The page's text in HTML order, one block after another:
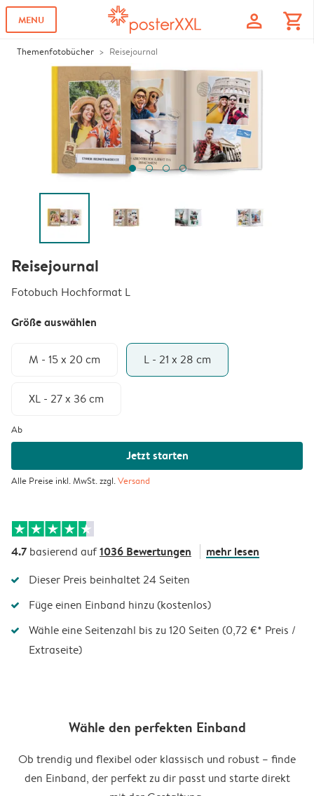
MENU profile shopping_cart
Themenfotobücher Reisejournal
Reisejournal
Fotobuch Hochformat L
Größe auswählen
M - 15 x 20 cm L - 21 x 28 cm
XL - 27 x 36 cm
Ab
Jetzt starten
Alle Preise inkl. MwSt. zzgl.Versand
4.7 basierend auf1036 Bewertungen mehr lesen
Dieser Preis beinhaltet 24 Seiten
Füge einen Einband hinzu (kostenlos)
Wähle eine Seitenzahl bis zu 120 Seiten (0,72 €* Preis /
Extraseite)
Wähle den perfekten Einband
Ob trendig und flexibel oder klassisch und robust – finde
den Einband, der perfekt zu dir passt und starte direkt